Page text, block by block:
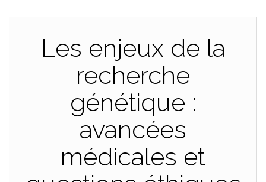
Les enjeux de la
recherche
génétique :
avancées
médicales et